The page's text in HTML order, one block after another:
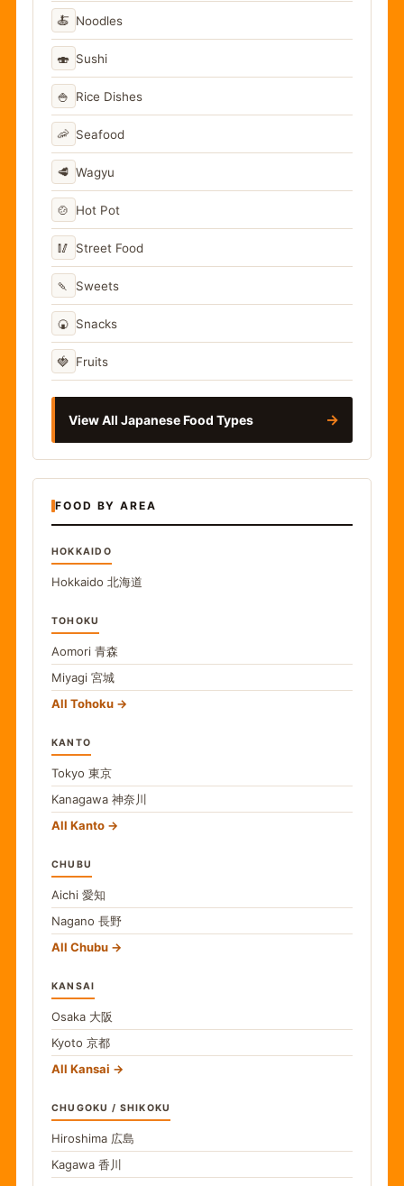
🍝 Noodles
🍣 Sushi
🍚 Rice Dishes
🦐 Seafood
🥩 Wagyu
🍲 Hot Pot
🥢 Street Food
🍡 Sweets
🍘 Snacks
🍓 Fruits
View All Japanese Food Types →
FOOD BY AREA
HOKKAIDO
Hokkaido 北海道
TOHOKU
Aomori 青森
Miyagi 宮城
All Tohoku
KANTO
Tokyo 東京
Kanagawa 神奈川
All Kanto
CHUBU
Aichi 愛知
Nagano 長野
All Chubu
KANSAI
Osaka 大阪
Kyoto 京都
All Kansai
CHUGOKU / SHIKOKU
Hiroshima 広島
Kagawa 香川